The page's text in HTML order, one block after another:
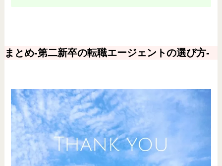
まとめ-第二新卒の転職エージェントの選び方-